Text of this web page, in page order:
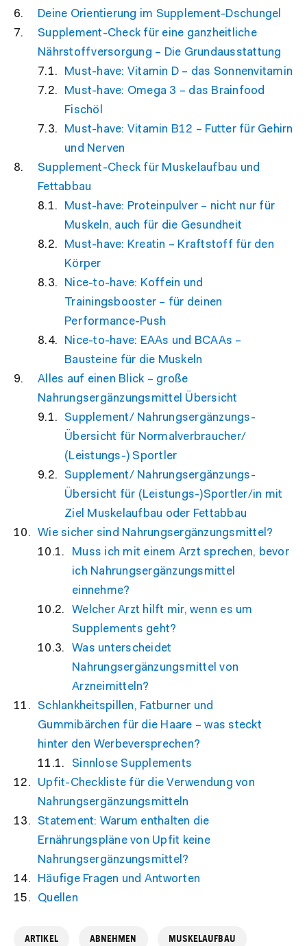
Deine Orientierung im Supplement-Dschungel
Supplement-Check für eine ganzheitliche
Nährstoffversorgung – Die Grundausstattung
Must-have: Vitamin D – das Sonnenvitamin
Must-have: Omega 3 – das Brainfood
Fischöl
Must-have: Vitamin B12 – Futter für Gehirn
und Nerven
Supplement-Check für Muskelaufbau und
Fettabbau
Must-have: Proteinpulver – nicht nur für
Muskeln, auch für die Gesundheit
Must-have: Kreatin – Kraftstoff für den
Körper
Nice-to-have: Koffein und
Trainingsbooster – für deinen
Performance-Push
Nice-to-have: EAAs und BCAAs –
Bausteine für die Muskeln
Alles auf einen Blick – große
Nahrungsergänzungsmittel Übersicht
Supplement/ Nahrungsergänzungs-
Übersicht für Normalverbraucher/
(Leistungs-) Sportler
Supplement/ Nahrungsergänzungs-
Übersicht für (Leistungs-)Sportler/in mit
Ziel Muskelaufbau oder Fettabbau
Wie sicher sind Nahrungsergänzungsmittel?
Muss ich mit einem Arzt sprechen, bevor
ich Nahrungsergänzungsmittel
einnehme?
Welcher Arzt hilft mir, wenn es um
Supplements geht?
Was unterscheidet
Nahrungsergänzungsmittel von
Arzneimitteln?
Schlankheitspillen, Fatburner und
Gummibärchen für die Haare – was steckt
hinter den Werbeversprechen?
Sinnlose Supplements
Upfit-Checkliste für die Verwendung von
Nahrungsergänzungsmitteln
Statement: Warum enthalten die
Ernährungspläne von Upfit keine
Nahrungsergänzungsmittel?
Häufige Fragen und Antworten
Quellen
ARTIKEL ABNEHMEN MUSKELAUFBAU